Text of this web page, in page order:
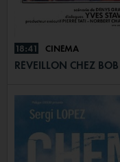
18:41 CINÉMA
RÉVEILLON CHEZ BOB